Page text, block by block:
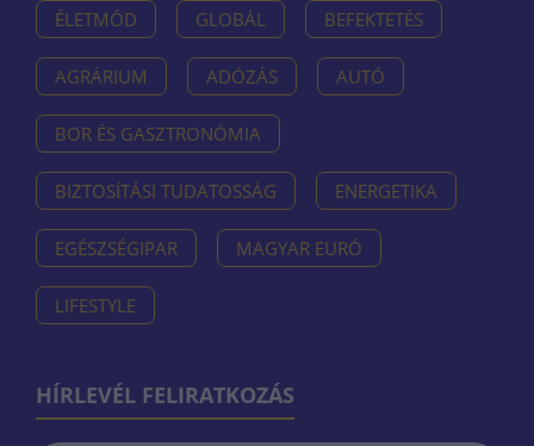
ÉLETMÓD GLOBÁL BEFEKTETÉS
AGRÁRIUM ADÓZÁS AUTÓ
BOR ÉS GASZTRONÓMIA
BIZTOSÍTÁSI TUDATOSSÁG ENERGETIKA
EGÉSZSÉGIPAR MAGYAR EURÓ
LIFESTYLE
HÍRLEVÉL FELIRATKOZÁS